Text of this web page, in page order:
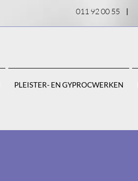
011 92 00 55 |
PLEISTER- EN GYPROCWERKEN